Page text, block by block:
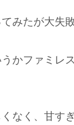
みたが大失敗
かファミレ
なく、甘す